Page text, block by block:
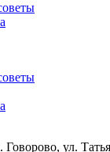
Говорово, ул.